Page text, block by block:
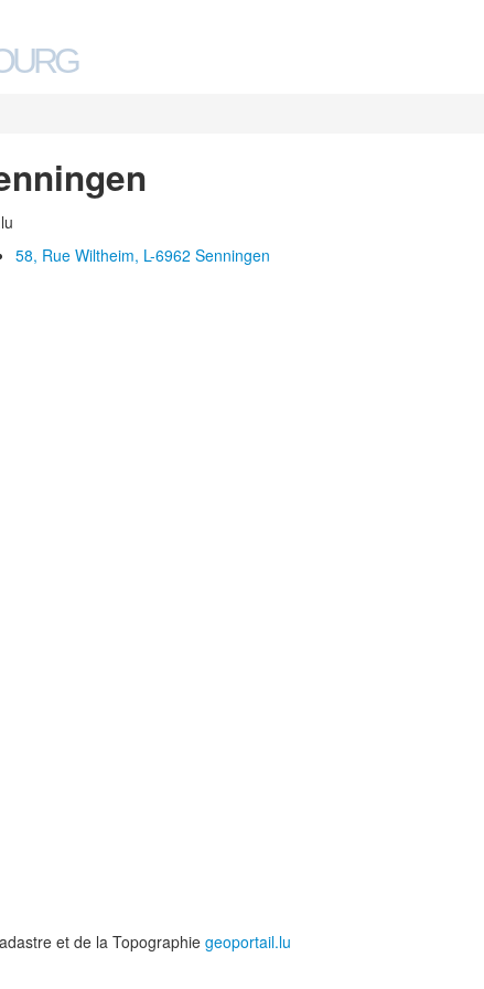
58, Rue Wiltheim, L-6962 Senningen
et de la Topographie geoportail.lu